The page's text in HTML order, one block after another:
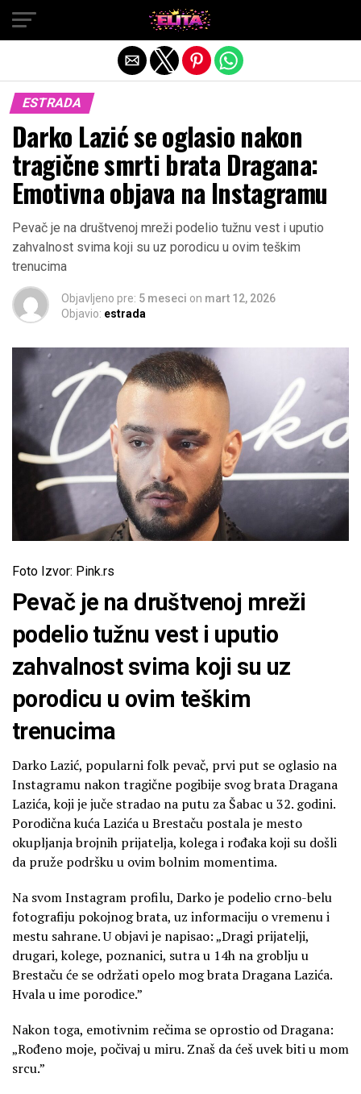
ESTRADA
Darko Lazić se oglasio nakon
tragične smrti brata Dragana:
Emotivna objava na Instagramu
Pevač je na društvenoj mreži podelio tužnu vest i uputio
zahvalnost svima koji su uz porodicu u ovim teškim
trenucima
Objavljeno pre: 5 meseci on mart 12, 2026
Objavio: estrada
Foto Izvor: Pink.rs
Pevač je na društvenoj mreži
podelio tužnu vest i uputio
zahvalnost svima koji su uz
porodicu u ovim teškim
trenucima
Darko Lazić, popularni folk pevač, prvi put se oglasio na
Instagramu nakon tragične pogibije svog brata Dragana
Lazića, koji je juče stradao na putu za Šabac u 32. godini.
Porodična kuća Lazića u Brestaču postala je mesto
okupljanja brojnih prijatelja, kolega i rođaka koji su došli
da pruže podršku u ovim bolnim momentima.
Na svom Instagram profilu, Darko je podelio crno-belu
fotografiju pokojnog brata, uz informaciju o vremenu i
mestu sahrane. U objavi je napisao: „Dragi prijatelji,
drugari, kolege, poznanici, sutra u 14h na groblju u
Brestaču će se održati opelo mog brata Dragana Lazića.
Hvala u ime porodice.”
Nakon toga, emotivnim rečima se oprostio od Dragana:
„Rođeno moje, počivaj u miru. Znaš da ćeš uvek biti u mom
srcu.”
Exit mobile version